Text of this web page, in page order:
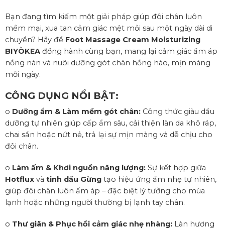
Bạn đang tìm kiếm một giải pháp giúp đôi chân luôn
mềm mại, xua tan cảm giác mệt mỏi sau một ngày dài di
chuyển? Hãy để Foot Massage Cream Moisturizing
BIYÒKEA đồng hành cùng bạn, mang lại cảm giác ấm áp
nồng nàn và nuôi dưỡng gót chân hồng hào, mịn màng
mỗi ngày.
CÔNG DỤNG NỔI BẬT:
o Dưỡng ẩm & Làm mềm gót chân: Công thức giàu dầu
dưỡng tự nhiên giúp cấp ẩm sâu, cải thiện làn da khô ráp,
chai sần hoặc nứt nẻ, trả lại sự mịn màng và dễ chịu cho
đôi chân.
o Làm ấm & Khơi nguồn năng lượng: Sự kết hợp giữa
Hotflux và tinh dầu Gừng tạo hiệu ứng ấm nhẹ tự nhiên,
giúp đôi chân luôn ấm áp – đặc biệt lý tưởng cho mùa
lạnh hoặc những người thường bị lạnh tay chân.
o Thư giãn & Phục hồi cảm giác nhẹ nhàng: Làn hương